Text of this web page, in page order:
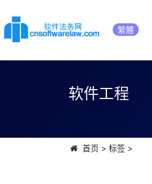
繁體
软件工程
首页 > 标签>